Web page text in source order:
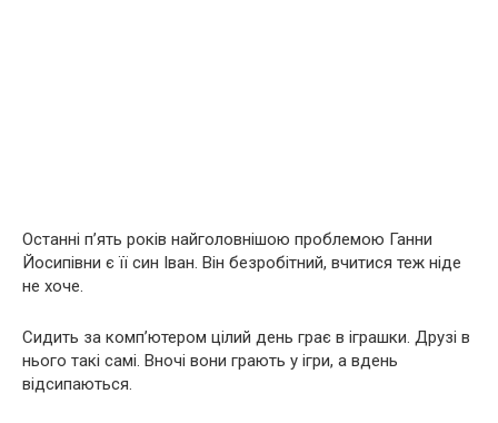
Останні п’ять років найголовнішою проблемою Ганни
Йосипівни є її син Іван. Він безробітний, вчитися теж ніде
не хоче.
Сидить за комп’ютером цілий день грає в іграшки. Друзі в
нього такі самі. Вночі вони грають у ігри, а вдень
відсипаються.